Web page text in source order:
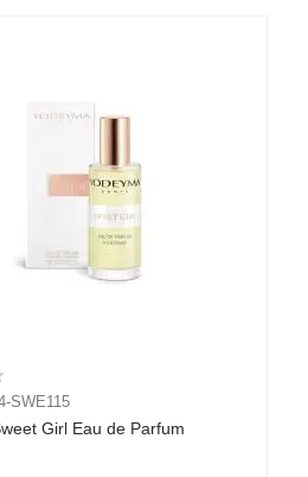
SWE115
Girl Eau de Parfum